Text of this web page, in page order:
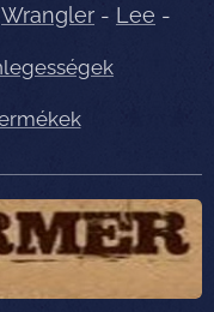
Wrangler - Lee -